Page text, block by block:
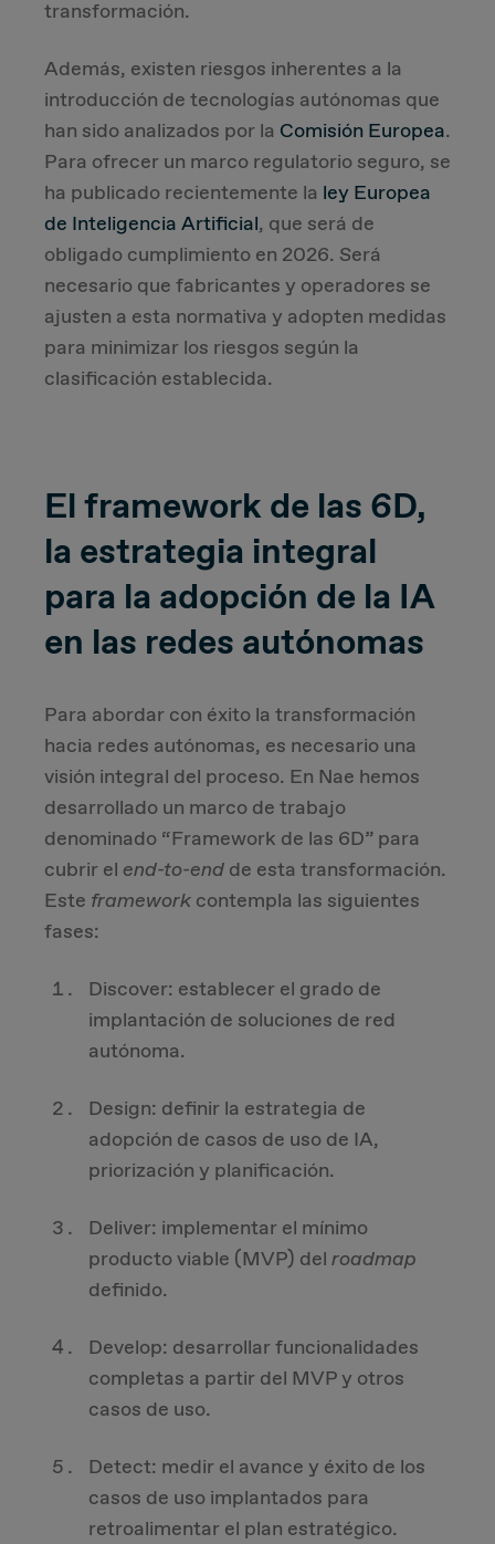
transformación.
Además, existen riesgos inherentes a la
introducción de tecnologías autónomas que
han sido analizados por la Comisión Europea.
Para ofrecer un marco regulatorio seguro, se
ha publicado recientemente la ley Europea
de Inteligencia Artificial, que será de
obligado cumplimiento en 2026. Será
necesario que fabricantes y operadores se
ajusten a esta normativa y adopten medidas
para minimizar los riesgos según la
clasificación establecida.
El framework de las 6D,
la estrategia integral
para la adopción de la IA
en las redes autónomas
Para abordar con éxito la transformación
hacia redes autónomas, es necesario una
visión integral del proceso. En Nae hemos
desarrollado un marco de trabajo
denominado “Framework de las 6D” para
cubrir el end-to-end de esta transformación.
Este framework contempla las siguientes
fases:
Discover: establecer el grado de
implantación de soluciones de red
autónoma.
Design: definir la estrategia de
adopción de casos de uso de IA,
priorización y planificación.
Deliver: implementar el mínimo
producto viable (MVP) del roadmap
definido.
Develop: desarrollar funcionalidades
completas a partir del MVP y otros
casos de uso.
Detect: medir el avance y éxito de los
casos de uso implantados para
retroalimentar el plan estratégico.